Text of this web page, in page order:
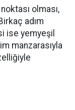
olması,
adım
ise yemyeşil
manzarasıyla